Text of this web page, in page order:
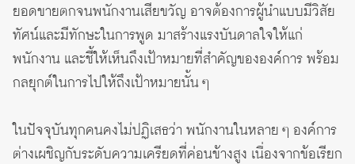
ยอดขายตกจนพนักงานเสียขวัญ อาจต้องการผู้นำแบบมีวิสัย
ทัศน์และมีทักษะในการพูด มาสร้างแรงบันดาลใจให้แก่
พนักงาน และชี้ให้เห็นถึงเป้าหมายที่สำคัญขององค์การ พร้อม
กลยุกต์ในการไปให้ถึงเป้าหมายนั้น ๆ
ในปัจจุบันทุกคนคงไม่ปฏิเสธว่า พนักงานในหลาย ๆ องค์การ
ต่างเผชิญกับระดับความเครียดที่ค่อนข้างสูง เนื่องจากข้อเรียก